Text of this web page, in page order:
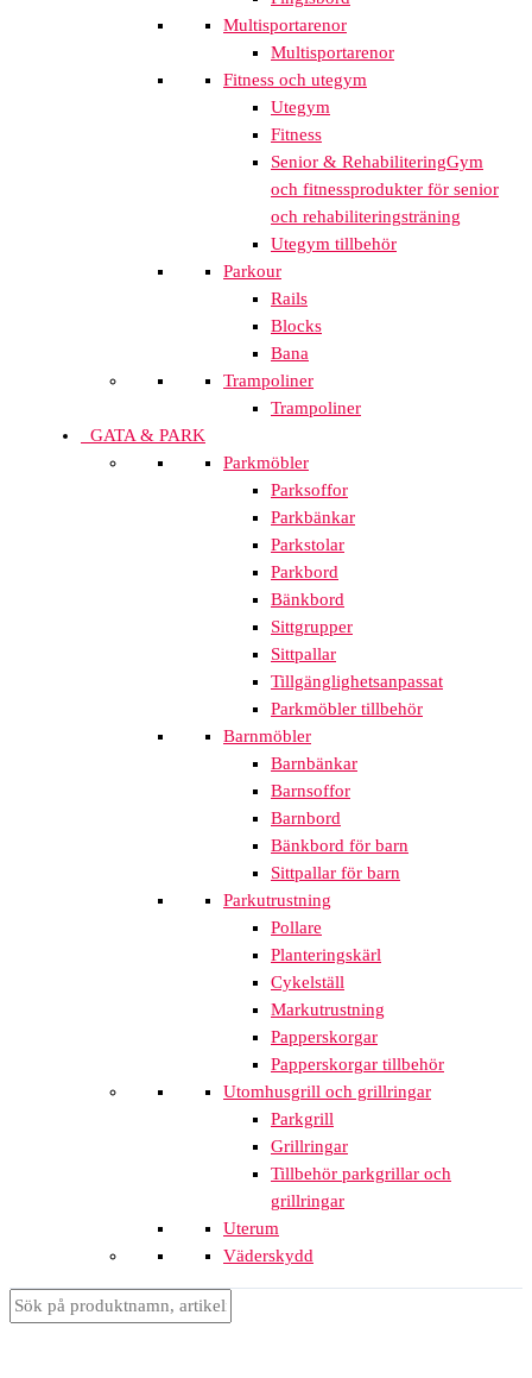
Multisportarenor
Multisportarenor
Fitness och utegym
Utegym
Fitness
Senior & RehabiliteringGym
och fitnessprodukter för senior
och rehabiliteringsträning
Utegym tillbehör
Parkour
Rails
Blocks
Bana
Trampoliner
Trampoliner
GATA & PARK
Parkmöbler
Parksoffor
Parkbänkar
Parkstolar
Parkbord
Bänkbord
Sittgrupper
Sittpallar
Tillgänglighetsanpassat
Parkmöbler tillbehör
Barnmöbler
Barnbänkar
Barnsoffor
Barnbord
Bänkbord för barn
Sittpallar för barn
Parkutrustning
Pollare
Planteringskärl
Cykelställ
Markutrustning
Papperskorgar
Papperskorgar tillbehör
Utomhusgrill och grillringar
Parkgrill
Grillringar
Tillbehör parkgrillar och
grillringar
Uterum
Väderskydd